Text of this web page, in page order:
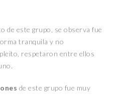
de este grupo, se observa fue
tranquila y no
respetaron entre ellos
de este grupo fue muy